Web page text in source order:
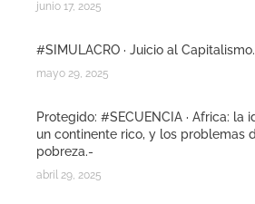
junio 17, 2025
#SIMULACRO · Juicio al
mayo 29, 2025
Protegido: #SECUENCIA · Africa: la
un continente rico, y los problemas
pobreza.-
abril 29, 2025